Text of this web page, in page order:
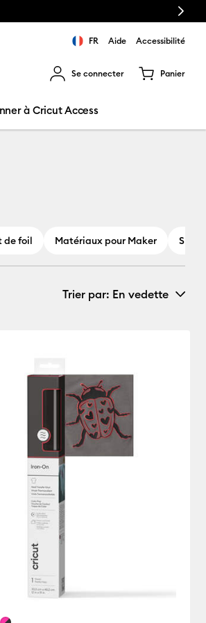
Next
FR Aide Accessibilité
Se connecter Panier
à Cricut Access
de foil Matériaux pour Maker
Trier par: En vedette
Prix : croissant
Prix : décroissant
Les plus populaires
Meilleures ventes